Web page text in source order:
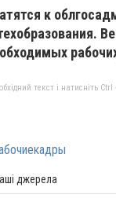
к
текст і натисніть
джерела